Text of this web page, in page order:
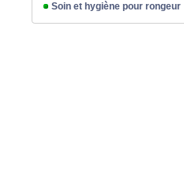
Soin et hygiène pour rongeur